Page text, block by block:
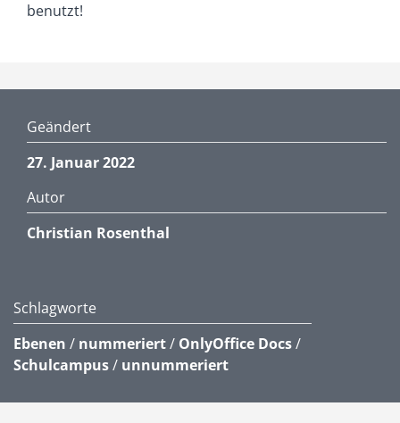
benutzt!
Geändert
27. Januar 2022
Autor
Christian Rosenthal
Schlagworte
Ebenen / nummeriert/ OnlyOffice Docs/
Schulcampus/ unnummeriert